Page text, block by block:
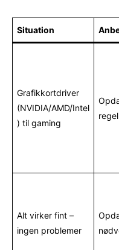
Situation
Grafikkortdriver
(NVIDIA/AMD/Intel
) til gaming
Alt virker fint –
ingen problemer